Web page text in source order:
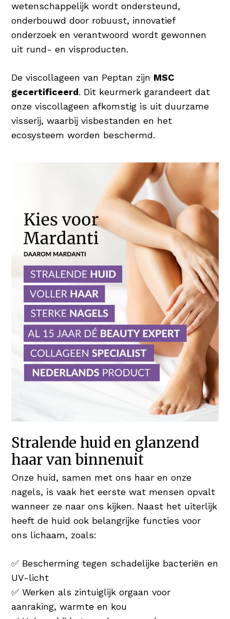
wetenschappelijk wordt ondersteund,
onderbouwd door robuust, innovatief
onderzoek en verantwoord wordt gewonnen
uit rund- en visproducten.
De viscollageen van Peptan zijn MSC
gecertificeerd. Dit keurmerk garandeert dat
onze viscollageen afkomstig is uit duurzame
visserij, waarbij visbestanden en het
ecosysteem worden beschermd.
Stralende huid en glanzend
haar van binnenuit
Onze huid, samen met ons haar en onze
nagels, is vaak het eerste wat mensen opvalt
wanneer ze naar ons kijken. Naast het uiterlijk
heeft de huid ook belangrijke functies voor
ons lichaam, zoals:
✅ Bescherming tegen schadelijke bacteriën en
UV-licht
✅ Werken als zintuiglijk orgaan voor
aanraking, warmte en kou